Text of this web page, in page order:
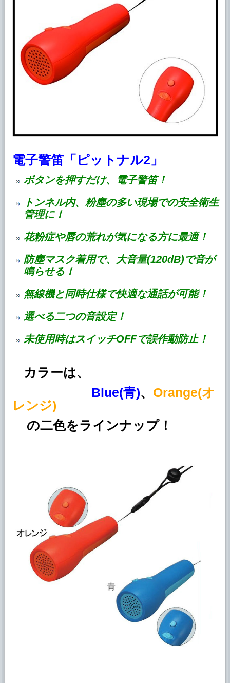
電子警笛「ピットナル2」
ボタンを押すだけ、電子警笛！
トンネル内、粉塵の多い現場での安全衛生
管理に！
花粉症や唇の荒れが気になる方に最適！
防塵マスク着用で、大音量(120dB)で音が
鳴らせる！
無線機と同時仕様で快適な通話が可能！
選べる二つの音設定！
未使用時はスイッチOFFで誤作動防止！
カラーは、
Blue(青)、 Orange(オ
レンジ)
の二色をラインナップ！